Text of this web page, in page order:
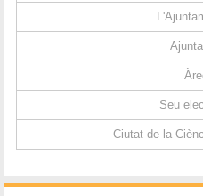
Seu
Ciutat de la